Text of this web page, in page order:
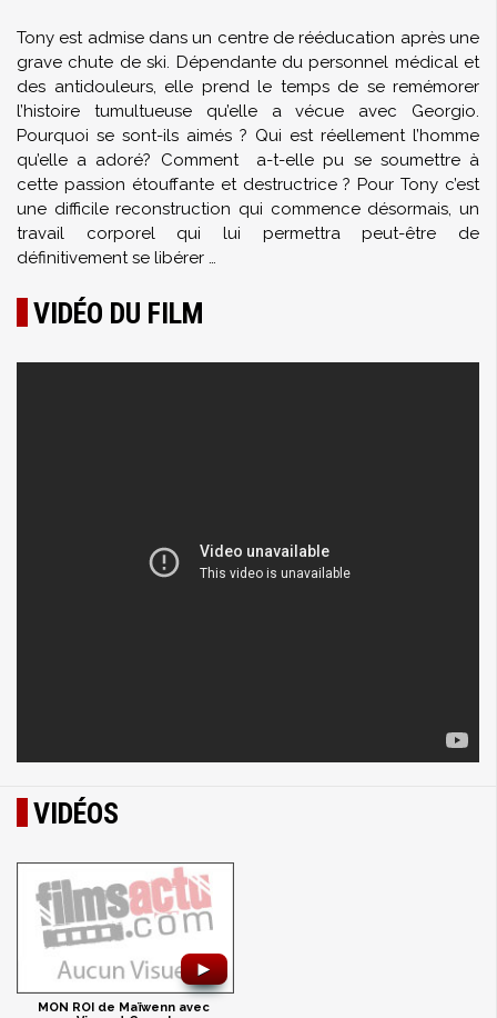
Tony est admise dans un centre de rééducation après une
grave chute de ski. Dépendante du personnel médical et
des antidouleurs, elle prend le temps de se remémorer
l’histoire tumultueuse qu’elle a vécue avec Georgio.
Pourquoi se sont-ils aimés ? Qui est réellement l’homme
qu’elle a adoré? Comment a-t-elle pu se soumettre à
cette passion étouffante et destructrice ? Pour Tony c’est
une difficile reconstruction qui commence désormais, un
travail corporel qui lui permettra peut-être de
définitivement se libérer …
VIDÉO DU FILM
VIDÉOS
►
MON ROI de Maïwenn avec